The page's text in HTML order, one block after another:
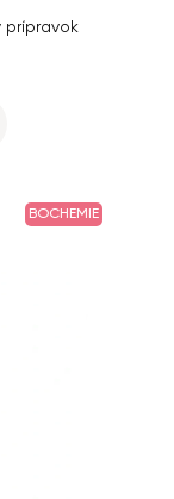
prípravok
BOCHEMIE